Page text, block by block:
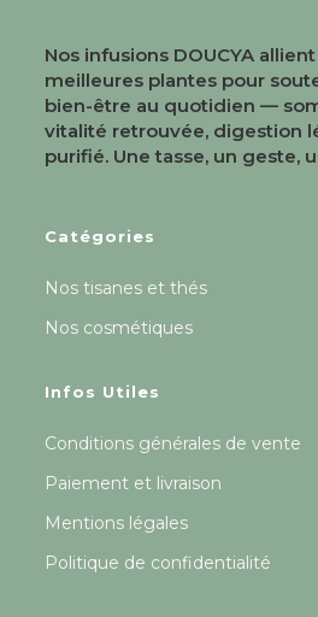
Nos infusions DOUCYA
meilleures plantes pour
bien-être au quotidien —
vitalité retrouvée, digestion
purifié. Une tasse, un geste,
Catégories
Nos tisanes et thés
Nos cosmétiques
Infos Utiles
Conditions générales de vente
Paiement et livraison
Mentions légales
Politique de confidentialité